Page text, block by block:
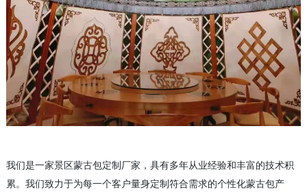
我们是一家景区蒙古包定制厂家，具有多年从业经验和丰富的技术积
累。我们致力于为每一个客户量身定制符合需求的个性化蒙古包产